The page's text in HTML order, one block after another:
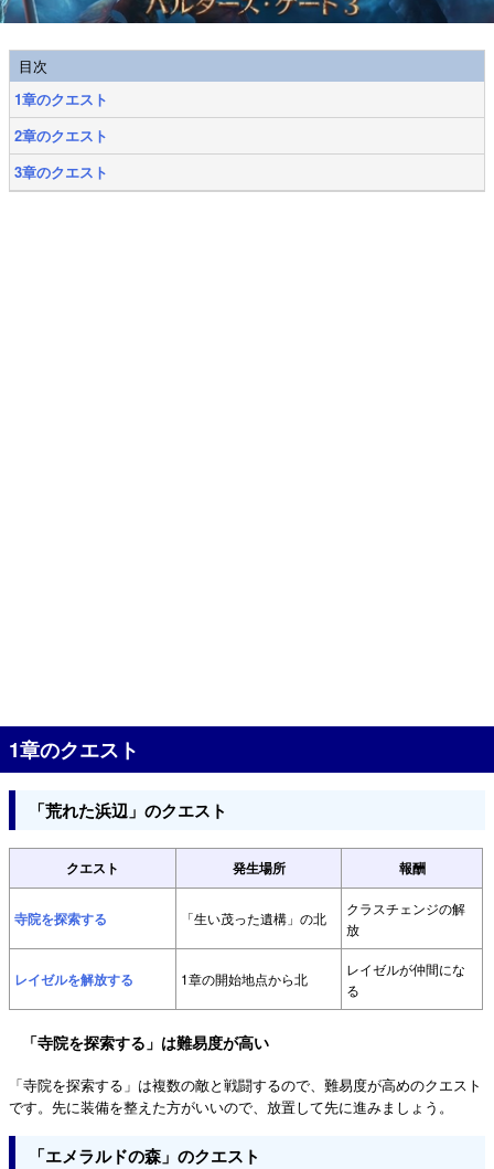
目次
1章のクエスト
2章のクエスト
3章のクエスト
1章のクエスト
「荒れた浜辺」のクエスト
クエスト 発生場所 報酬
寺院を探索する 「生い茂った遺構」の北
クラスチェンジの解
放
レイゼルを解放する 1章の開始地点から北
レイゼルが仲間にな
る
「寺院を探索する」は難易度が高い
「寺院を探索する」は複数の敵と戦闘するので、難易度が高めのクエスト
です。先に装備を整えた方がいいので、放置して先に進みましょう。
「エメラルドの森」のクエスト